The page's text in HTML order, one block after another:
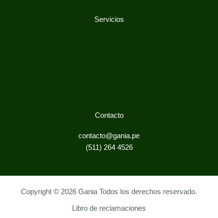
Servicios
Contacto
contacto@gania.pe
(511) 264 4526
Copyright © 2026 Gania Todos los derechos reservado.
Libro de reclamaciones